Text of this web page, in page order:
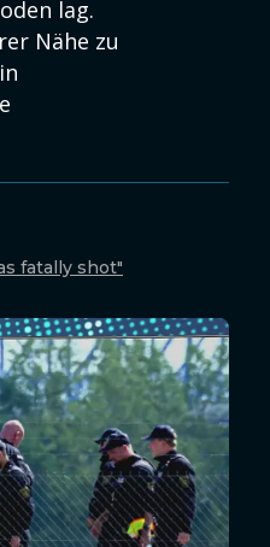
lag.
Nähe zu
fatally shot"